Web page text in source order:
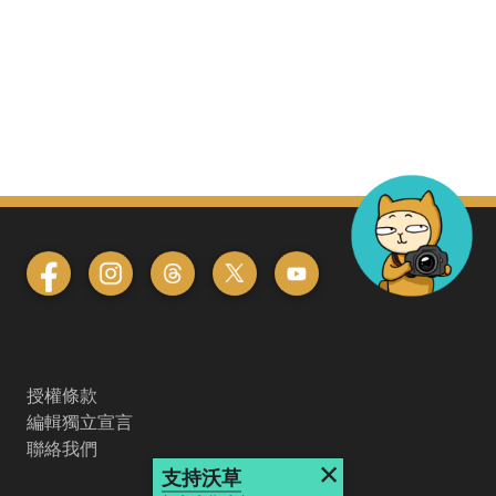
授權條款
編輯獨立宣言
聯絡我們
支持沃草 ×